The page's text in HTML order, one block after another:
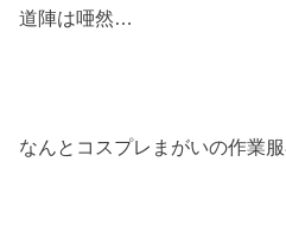
道陣は唖然…
なんとコスプレまがいの作業